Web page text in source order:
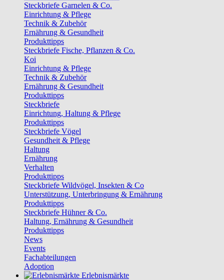
Steckbriefe Garnelen & Co.
Einrichtung & Pflege
Technik & Zubehör
Ernährung & Gesundheit
Produkttipps
Steckbriefe Fische, Pflanzen & Co.
Koi
Einrichtung & Pflege
Technik & Zubehör
Ernährung & Gesundheit
Produkttipps
Steckbriefe
Einrichtung, Haltung & Pflege
Produkttipps
Steckbriefe Vögel
Gesundheit & Pflege
Haltung
Ernährung
Verhalten
Produkttipps
Steckbriefe Wildvögel, Insekten & Co
Unterstützung, Unterbringung & Ernährung
Produkttipps
Steckbriefe Hühner & Co.
Haltung, Ernährung & Gesundheit
Produkttipps
News
Events
Fachabteilungen
Adoption
Erlebnismärkte